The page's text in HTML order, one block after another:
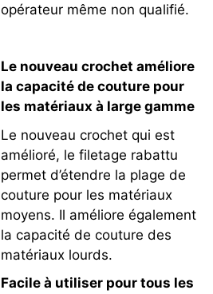
opérateur même non qualifié.
Le nouveau crochet améliore
la capacité de couture pour
les matériaux à large gamme
Le nouveau crochet qui est
amélioré, le filetage rabattu
permet d’étendre la plage de
couture pour les matériaux
moyens. Il améliore également
la capacité de couture des
matériaux lourds.
Facile à utiliser pour tous les